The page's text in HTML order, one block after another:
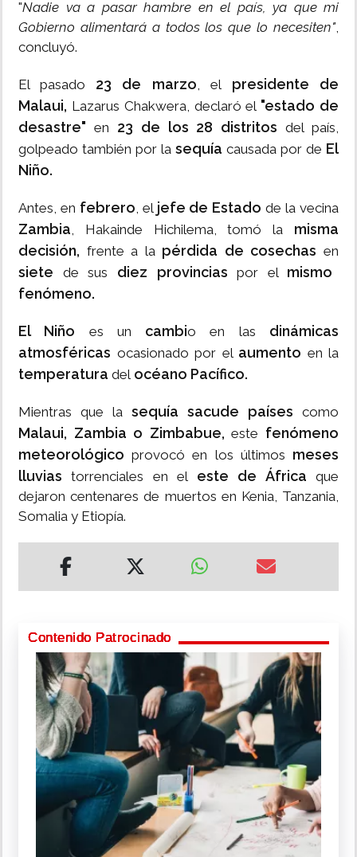
"Nadie va a pasar hambre en el país, ya que mi
Gobierno alimentará a todos los que lo necesiten",
concluyó.
El pasado 23 de marzo, el presidente de
Malaui, Lazarus Chakwera, declaró el "estado de
desastre" en 23 de los 28 distritosdel país,
golpeado también por la sequía causada por de El
Niño.
Antes, en febrero, el jefe de Estado de la vecina
Zambia, Hakainde Hichilema, tomó la misma
decisión, frente a lapérdida de cosechasen
siete de sus diez provinciaspor el mismo
fenómeno.
El Niño es un cambio en las dinámicas
atmosféricas ocasionado por el aumento en la
temperatura del océano Pacífico.
Mientras que la sequía sacude países como
Malaui, Zambia o Zimbabue,este fenómeno
meteorológicoprovocó en los últimos meses
lluvias torrenciales en el este de Áfricaque
dejaron centenares de muertos en Kenia, Tanzania,
Somalia y Etiopía.
Contenido Patrocinado